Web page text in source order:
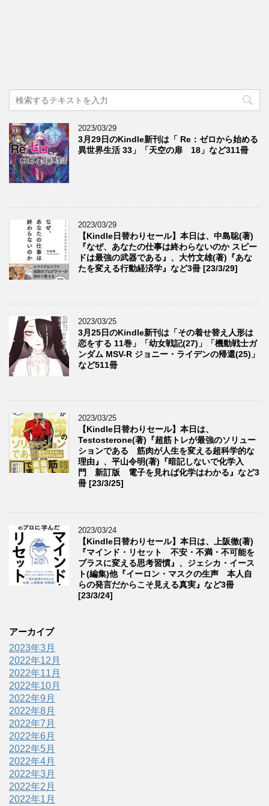
2023/03/29
3月29日のKindle新刊は「 Re：ゼロから始める
異世界生活 33」「天空の扉 18」など311冊
2023/03/29
【Kindle日替わりセール】本日は、中島聡(著)
『なぜ、あなたの仕事は終わらないのか スピー
ドは最強の武器である』、大竹文雄(著)『あな
たを変える行動経済学』など3冊 [23/3/29]
2023/03/25
3月25日のKindle新刊は「その着せ替え人形は
恋をする 11巻」「幼女戦記(27)」「機動戦士ガ
ンダム MSV-R ジョニー・ライデンの帰還(25)」
など511冊
2023/03/25
【Kindle日替わりセール】本日は、
Testosterone(著)『超筋トレが最強のソリュー
ションである 筋肉が人生を変える超科学的な
理由』、平山令明(著)『暗記しないで化学入
門 新訂版 電子を見れば化学はわかる』など3
冊 [23/3/25]
2023/03/24
【Kindle日替わりセール】本日は、上阪徹(著)
『マインド・リセット 不安・不満・不可能を
プラスに変える思考習慣』、ジェシカ・イース
ト(編集)他『イーロン・マスクの生声 本人自
らの発言だからこそ見える真実』など3冊
[23/3/24]
アーカイブ
2023年3月
2022年12月
2022年11月
2022年10月
2022年9月
2022年8月
2022年7月
2022年6月
2022年5月
2022年4月
2022年3月
2022年2月
2022年1月